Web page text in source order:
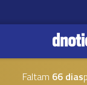
Faltam 66 dias